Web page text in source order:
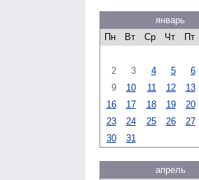
январь
Пн
Вт Ср Чт Пт
2
3 4 5 6
9
10 11 12 13
16
17 18 19 20
23
24 25 26 27
30
31
апрель